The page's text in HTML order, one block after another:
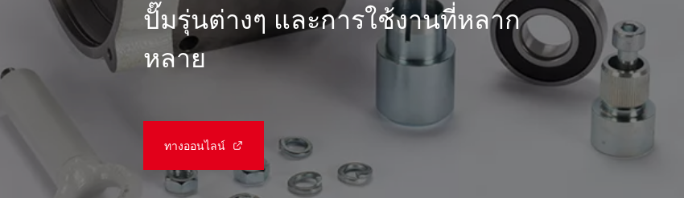
ปั๊มรุ่นต่างๆ และการใช้งานที่หลาก
หลาย
ทางออนไลน์